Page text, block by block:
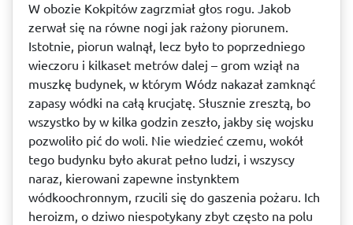
W obozie Kokpitów zagrzmiał głos rogu. Jakob
zerwał się na równe nogi jak rażony piorunem.
Istotnie, piorun walnął, lecz było to poprzedniego
wieczoru i kilkaset metrów dalej – grom wziął na
muszkę budynek, w którym Wódz nakazał zamknąć
zapasy wódki na całą krucjatę. Słusznie zresztą, bo
wszystko by w kilka godzin zeszło, jakby się wojsku
pozwoliło pić do woli. Nie wiedzieć czemu, wokół
tego budynku było akurat pełno ludzi, i wszyscy
naraz, kierowani zapewne instynktem
wódkoochronnym, rzucili się do gaszenia pożaru. Ich
heroizm, o dziwo niespotykany zbyt często na polu